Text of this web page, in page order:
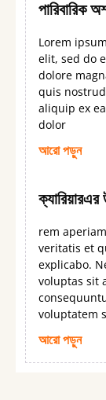
পারিবারিক
Lorem
elit, sed do
dolore
quis
aliquip ex
dolor
আরো পড়ুন
rem
veritatis et
explicabo.
voluptas sit
voluptatem
আরো পড়ুন